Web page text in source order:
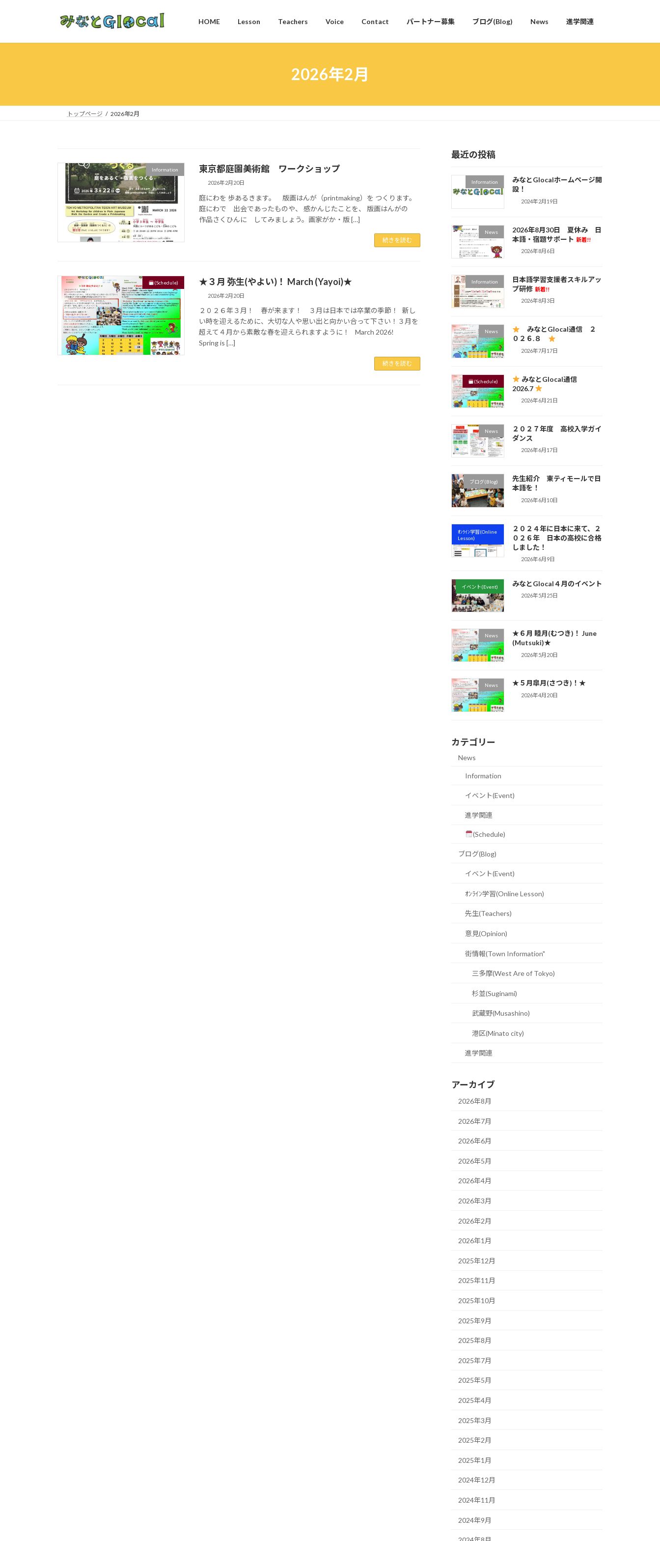
ン
ー
HOME Lesson Teachers Voice Contact パートナー募集 ブログ(Blog) News 進学関連
2026年2月
トップページ 2026年2月
Information 東京都庭園美術館 ワークショップ
2026年2月20日
庭にわを 歩あるきます。 版画はんが（printmaking）を つくります。
庭にわで 出会であったものや、 感かんじたことを、 版画はんがの
作品さくひんに してみましょう。画家がか・版 […]
続きを読む
(Schedule) ★３月 弥生(やよい)！ March (Yayoi)★
2026年2月20日
２０２６年３月！ 春が来ます！ ３月は日本では卒業の季節！ 新し
い時を迎えるために、大切な人や思い出と向かい合って下さい！３月を
超えて４月から素敵な春を迎えられますように！ March 2026!
Spring is […]
続きを読む
最近の投稿
Information
みなとGlocalホームページ開
設！
2024年2月19日
News
2026年8月30日 夏休み 日
本語・宿題サポート 新着!!
2026年8月6日
Information
日本語学習支援者スキルアッ
プ研修 新着!!
2026年8月3日
News
みなとGlocal通信 ２
０２６.８
2026年7月17日
(Schedule)
みなとGlocal通信
2026.7
2026年6月21日
News
２０２７年度 高校入学ガイ
ダンス
2026年6月17日
ブログ(Blog)
先生紹介 東ティモールで日
本語を！
2026年6月10日
ｵﾝﾗｲﾝ学習(Online
Lesson)
２０２４年に日本に来て、２
０２６年 日本の高校に合格
しました！
2026年6月9日
イベント(Event) みなとGlocal４月のイベント
2026年5月25日
News
★６月 睦月(むつき)！ June
(Mutsuki)★
2026年5月20日
News ★５月皐月(さつき)！★
2026年4月20日
カテゴリー
News
Information
イベント(Event)
進学関連
(Schedule)
ブログ(Blog)
イベント(Event)
ｵﾝﾗｲﾝ学習(Online Lesson)
先生(Teachers)
意見(Opinion)
街情報(Town Information"
三多摩(West Are of Tokyo)
杉並(Suginami)
武蔵野(Musashino)
港区(Minato city)
進学関連
アーカイブ
2026年8月
2026年7月
2026年6月
2026年5月
2026年4月
2026年3月
2026年2月
2026年1月
2025年12月
2025年11月
2025年10月
2025年9月
2025年8月
2025年7月
2025年5月
2025年4月
2025年3月
2025年2月
2025年1月
2024年12月
2024年11月
2024年9月